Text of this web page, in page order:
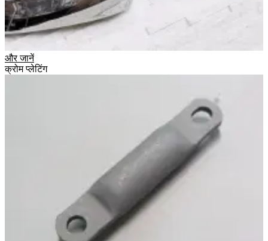
और जानें
क्रोम प्लेटिंग